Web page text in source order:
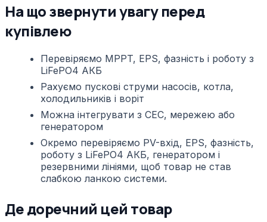
На що звернути увагу перед
купівлею
Перевіряємо MPPT, EPS, фазність і роботу з
LiFePO4 АКБ
Рахуємо пускові струми насосів, котла,
холодильників і воріт
Можна інтегрувати з СЕС, мережею або
генератором
Окремо перевіряємо PV-вхід, EPS, фазність,
роботу з LiFePO4 АКБ, генератором і
резервними лініями, щоб товар не став
слабкою ланкою системи.
Де доречний цей товар